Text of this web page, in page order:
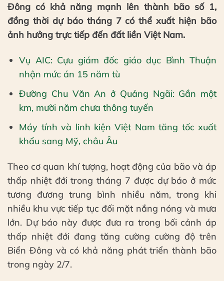
Đông có khả năng mạnh lên thành bão số 1,
đồng thời dự báo tháng 7 có thể xuất hiện bão
ảnh hưởng trực tiếp đến đất liền Việt Nam.
Vụ AIC: Cựu giám đốc giáo dục Bình Thuận
nhận mức án 15 năm tù
Đường Chu Văn An ở Quảng Ngãi: Gần một
km, mười năm chưa thông tuyến
Máy tính và linh kiện Việt Nam tăng tốc xuất
khẩu sang Mỹ, châu Âu
Theo cơ quan khí tượng, hoạt động của bão và áp
thấp nhiệt đới trong tháng 7 được dự báo ở mức
tương đương trung bình nhiều năm, trong khi
nhiều khu vực tiếp tục đối mặt nắng nóng và mưa
lớn. Dự báo này được đưa ra trong bối cảnh áp
thấp nhiệt đới đang tăng cường cường độ trên
Biển Đông và có khả năng phát triển thành bão
trong ngày 2/7.